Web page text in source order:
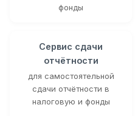
фонды
Сервис сдачи
отчётности
для самостоятельной
сдачи отчётности в
налоговую и фонды